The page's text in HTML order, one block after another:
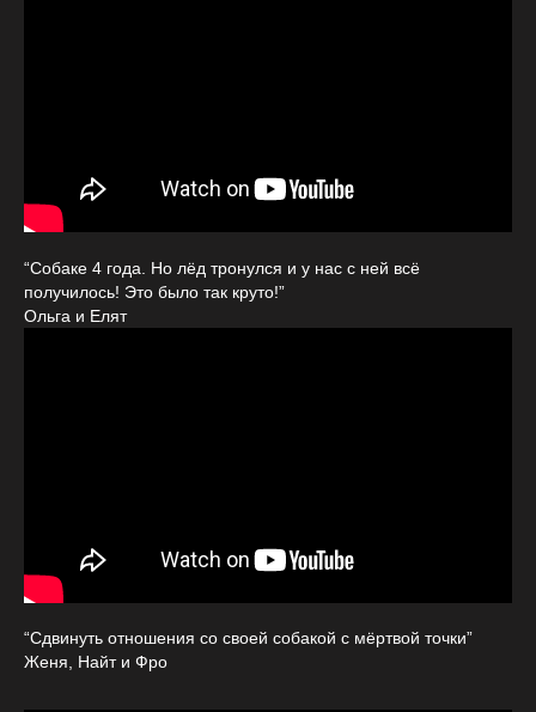
“Собаке 4 года. Но лёд тронулся и у нас с ней всё
получилось! Это было так круто!”
Ольга и Елят
“Сдвинуть отношения со своей собакой с мёртвой точки”
Женя, Найт и Фро